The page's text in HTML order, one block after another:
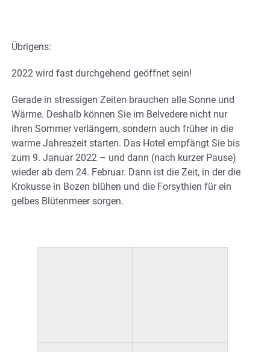
Übrigens:
2022 wird fast durchgehend geöffnet sein!
Gerade in stressigen Zeiten brauchen alle Sonne und
Wärme. Deshalb können Sie im Belvedere nicht nur
ihren Sommer verlängern, sondern auch früher in die
warme Jahreszeit starten. Das Hotel empfängt Sie bis
zum 9. Januar 2022 – und dann (nach kurzer Pause)
wieder ab dem 24. Februar. Dann ist die Zeit, in der die
Krokusse in Bozen blühen und die Forsythien für ein
gelbes Blütenmeer sorgen.